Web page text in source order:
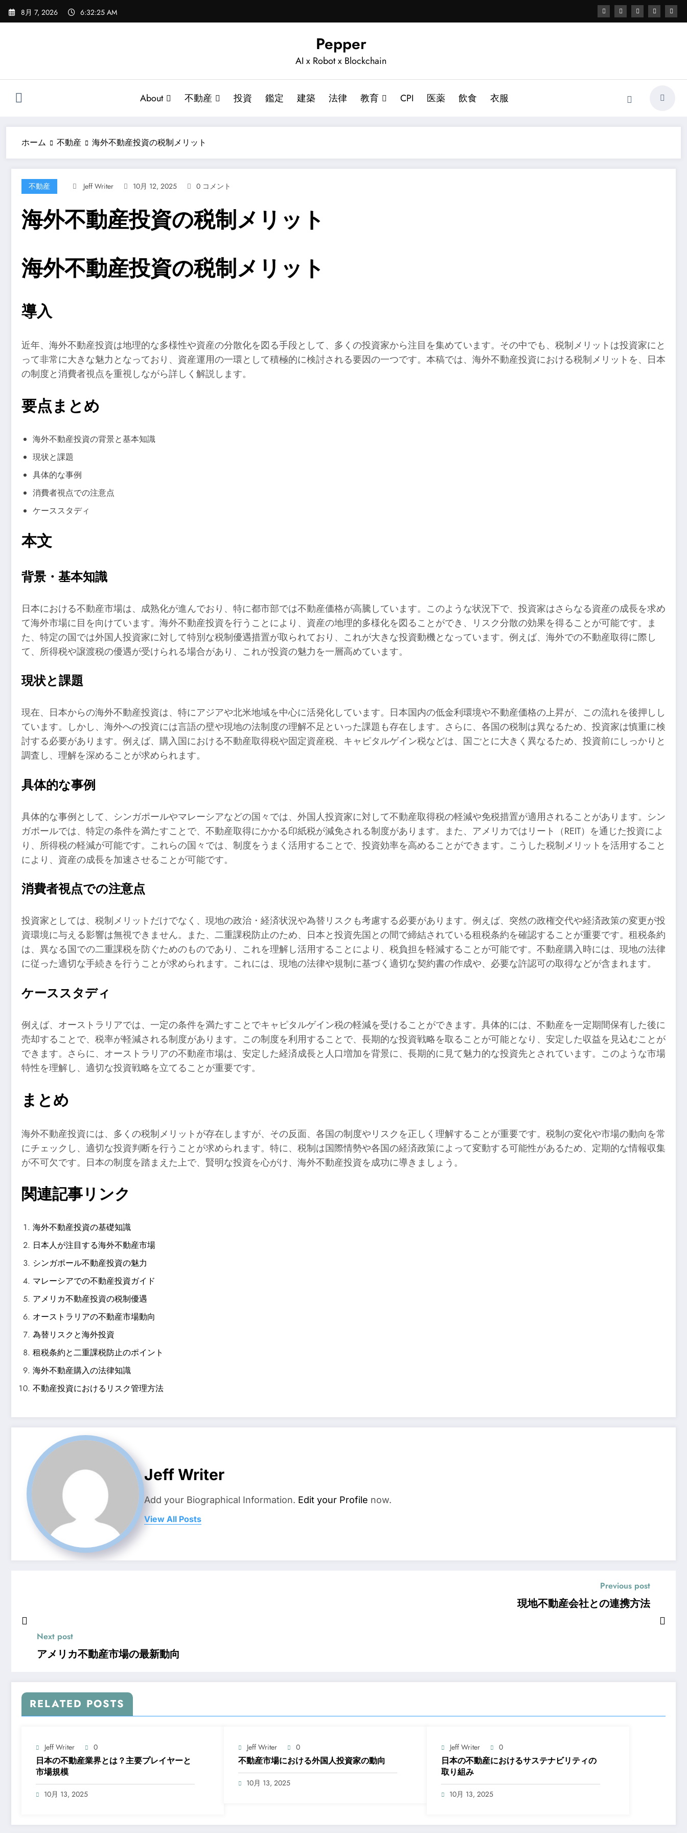
ス
8月 7, 2026 6:32:25 AM
Pepper
AI x Robot x Blockchain
About 不動産 投資 鑑定 建築 法律 教育 CPI 医薬 飲食 衣服
ホーム 不動産 海外不動産投資の税制メリット
不動産 Jeff Writer 10月 12, 2025 0 コメント
海外不動産投資の税制メリット
海外不動産投資の税制メリット
導入
近年、海外不動産投資は地理的な多様性や資産の分散化を図る手段として、多くの投資家から注目を集めています。その中でも、税制メリットは投資家にと
って非常に大きな魅力となっており、資産運用の一環として積極的に検討される要因の一つです。本稿では、海外不動産投資における税制メリットを、日本
の制度と消費者視点を重視しながら詳しく解説します。
要点まとめ
海外不動産投資の背景と基本知識
現状と課題
具体的な事例
消費者視点での注意点
ケーススタディ
本文
背景・基本知識
日本における不動産市場は、成熟化が進んでおり、特に都市部では不動産価格が高騰しています。このような状況下で、投資家はさらなる資産の成長を求め
て海外市場に目を向けています。海外不動産投資を行うことにより、資産の地理的多様化を図ることができ、リスク分散の効果を得ることが可能です。ま
た、特定の国では外国人投資家に対して特別な税制優遇措置が取られており、これが大きな投資動機となっています。例えば、海外での不動産取得に際し
て、所得税や譲渡税の優遇が受けられる場合があり、これが投資の魅力を一層高めています。
現状と課題
現在、日本からの海外不動産投資は、特にアジアや北米地域を中心に活発化しています。日本国内の低金利環境や不動産価格の上昇が、この流れを後押しし
ています。しかし、海外への投資には言語の壁や現地の法制度の理解不足といった課題も存在します。さらに、各国の税制は異なるため、投資家は慎重に検
討する必要があります。例えば、購入国における不動産取得税や固定資産税、キャピタルゲイン税などは、国ごとに大きく異なるため、投資前にしっかりと
調査し、理解を深めることが求められます。
具体的な事例
具体的な事例として、シンガポールやマレーシアなどの国々では、外国人投資家に対して不動産取得税の軽減や免税措置が適用されることがあります。シン
ガポールでは、特定の条件を満たすことで、不動産取得にかかる印紙税が減免される制度があります。また、アメリカではリート（REIT）を通じた投資によ
り、所得税の軽減が可能です。これらの国々では、制度をうまく活用することで、投資効率を高めることができます。こうした税制メリットを活用すること
により、資産の成長を加速させることが可能です。
消費者視点での注意点
投資家としては、税制メリットだけでなく、現地の政治・経済状況や為替リスクも考慮する必要があります。例えば、突然の政権交代や経済政策の変更が投
資環境に与える影響は無視できません。また、二重課税防止のため、日本と投資先国との間で締結されている租税条約を確認することが重要です。租税条約
は、異なる国での二重課税を防ぐためのものであり、これを理解し活用することにより、税負担を軽減することが可能です。不動産購入時には、現地の法律
に従った適切な手続きを行うことが求められます。これには、現地の法律や規制に基づく適切な契約書の作成や、必要な許認可の取得などが含まれます。
ケーススタディ
例えば、オーストラリアでは、一定の条件を満たすことでキャピタルゲイン税の軽減を受けることができます。具体的には、不動産を一定期間保有した後に
売却することで、税率が軽減される制度があります。この制度を利用することで、長期的な投資戦略を取ることが可能となり、安定した収益を見込むことが
できます。さらに、オーストラリアの不動産市場は、安定した経済成長と人口増加を背景に、長期的に見て魅力的な投資先とされています。このような市場
特性を理解し、適切な投資戦略を立てることが重要です。
まとめ
海外不動産投資には、多くの税制メリットが存在しますが、その反面、各国の制度やリスクを正しく理解することが重要です。税制の変化や市場の動向を常
にチェックし、適切な投資判断を行うことが求められます。特に、税制は国際情勢や各国の経済政策によって変動する可能性があるため、定期的な情報収集
が不可欠です。日本の制度を踏まえた上で、賢明な投資を心がけ、海外不動産投資を成功に導きましょう。
関連記事リンク
海外不動産投資の基礎知識
日本人が注目する海外不動産市場
シンガポール不動産投資の魅力
マレーシアでの不動産投資ガイド
アメリカ不動産投資の税制優遇
オーストラリアの不動産市場動向
為替リスクと海外投資
租税条約と二重課税防止のポイント
海外不動産購入の法律知識
不動産投資におけるリスク管理方法
Jeff Writer
Add your Biographical Information. Edit your Profile now.
View All Posts
Previous post
現地不動産会社との連携方法
Next post
アメリカ不動産市場の最新動向
RELATED POSTS
Jeff Writer 0
日本の不動産業界とは？主要プレイヤーと
市場規模
10月 13, 2025
Jeff Writer 0
不動産市場における外国人投資家の動向
10月 13, 2025
Jeff Writer 0
日本の不動産におけるサステナビリティの
取り組み
10月 13, 2025